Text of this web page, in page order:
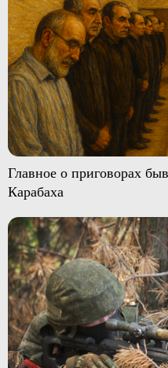
Главное о приговорах
Карабаха